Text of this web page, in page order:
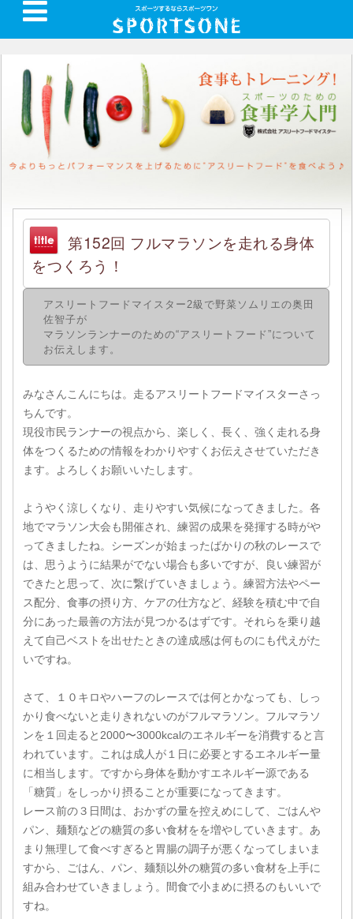
第152回 フルマラソンを走れる身体
をつくろう！
アスリートフードマイスター2級で野菜ソムリエの奥田
佐智子が
マラソンランナーのための“アスリートフード”について
お伝えします。
みなさんこんにちは。走るアスリートフードマイスターさっ
ちんです。
現役市民ランナーの視点から、楽しく、長く、強く走れる身
体をつくるための情報をわかりやすくお伝えさせていただき
ます。よろしくお願いいたします。
ようやく涼しくなり、走りやすい気候になってきました。各
地でマラソン大会も開催され、練習の成果を発揮する時がや
ってきましたね。シーズンが始まったばかりの秋のレースで
は、思うように結果がでない場合も多いですが、良い練習が
できたと思って、次に繋げていきましょう。練習方法やペー
ス配分、食事の摂り方、ケアの仕方など、経験を積む中で自
分にあった最善の方法が見つかるはずです。それらを乗り越
えて自己ベストを出せたときの達成感は何ものにも代えがた
いですね。
さて、１０キロやハーフのレースでは何とかなっても、しっ
かり食べないと走りきれないのがフルマラソン。フルマラソ
ンを１回走ると2000〜3000kcalのエネルギーを消費すると言
われています。これは成人が１日に必要とするエネルギー量
に相当します。ですから身体を動かすエネルギー源である
「糖質」をしっかり摂ることが重要になってきます。
レース前の３日間は、おかずの量を控えめにして、ごはんや
パン、麺類などの糖質の多い食材をを増やしていきます。あ
まり無理して食べすぎると胃腸の調子が悪くなってしまいま
すから、ごはん、パン、麺類以外の糖質の多い食材を上手に
組み合わせていきましょう。間食で小まめに摂るのもいいで
すね。